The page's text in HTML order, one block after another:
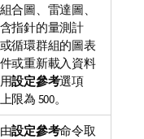
合圖、雷達圖、
指針的量測計
循環群組的圖表
或重新載入資料
設定參考選項
為 500。
設定參考命令取